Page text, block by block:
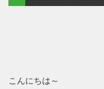
こんにちは～